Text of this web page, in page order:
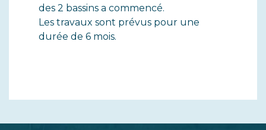
des 2 bassins a commencé.
Les travaux sont prévus pour une
durée de 6 mois.